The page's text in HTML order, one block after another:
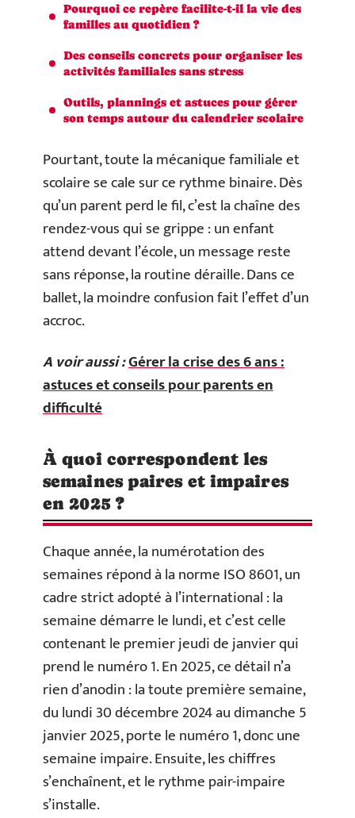
Pourquoi ce repère facilite-t-il la vie des
familles au quotidien ?
Des conseils concrets pour organiser les
activités familiales sans stress
Outils, plannings et astuces pour gérer
son temps autour du calendrier scolaire
Pourtant, toute la mécanique familiale et
scolaire se cale sur ce rythme binaire. Dès
qu’un parent perd le fil, c’est la chaîne des
rendez-vous qui se grippe : un enfant
attend devant l’école, un message reste
sans réponse, la routine déraille. Dans ce
ballet, la moindre confusion fait l’effet d’un
accroc.
A voir aussi :Gérer la crise des 6 ans :
astuces et conseils pour parents en
difficulté
À quoi correspondent les
semaines paires et impaires
en 2025 ?
Chaque année, la numérotation des
semaines répond à la norme ISO 8601, un
cadre strict adopté à l’international : la
semaine démarre le lundi, et c’est celle
contenant le premier jeudi de janvier qui
prend le numéro 1. En 2025, ce détail n’a
rien d’anodin : la toute première semaine,
du lundi 30 décembre 2024 au dimanche 5
janvier 2025, porte le numéro 1, donc une
semaine impaire. Ensuite, les chiffres
s’enchaînent, et le rythme pair-impaire
s’installe.